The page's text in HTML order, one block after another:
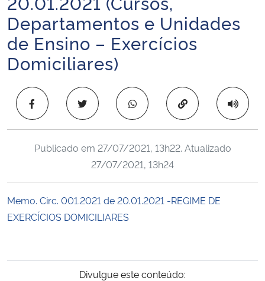
Ministério da Agricultura, Pecuária e Abastecimento
Ministério da Educação
Ministério da Cidadania
Ministério da Saúde
Ministério de Minas e Energia
Ministério da Ciência, Tecnologia, Inovações e Comunicações
Ministério do Meio Ambiente
Departamentos e Unidades
de Ensino – Exercícios
Domiciliares)
Copiar para área
Publicado em 27/07/2021, 13h22. Atualizado
27/07/2021, 13h24
Memo. Circ. 001.2021 de 20.01.2021 -REGIME DE
EXERCÍCIOS DOMICILIARES
Divulgue este conteúdo: